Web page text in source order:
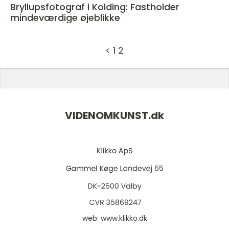
Bryllupsfotograf i Kolding: Fastholder
mindeværdige øjeblikke
< 1 2
VIDENOMKUNST.dk
web: www.klikko.dk